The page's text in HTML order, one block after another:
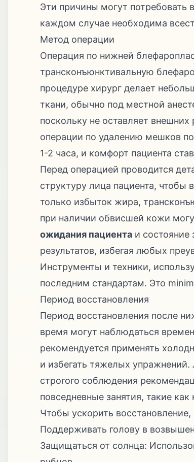
Эти причины могут потребовать
каждом случае необходима
Метод операции
Операция по нижней
трансконъюнктивальную
процедуре хирург делает
ткани, обычно под местной
поскольку не оставляет
операции по удалению мешков
1-2 часа, и комфорт пациента
Перед операцией проводится
структуру лица пациента,
только избыток жира,
при наличии обвисшей кожи
ожидания пациента и состояние
результатов, избегая любых
Инструменты и техники,
последним стандартам. Это
Период восстановления
Период восстановления после
время могут наблюдаться
рекомендуется применять
и избегать тяжелых упражнений.
строгого соблюдения
повседневные занятия, такие
Чтобы ускорить
Поддерживать голову в
Защищаться от солнца: